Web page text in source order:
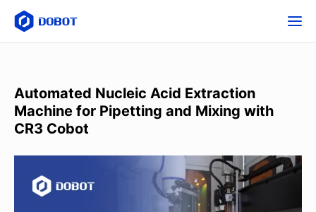
Automated Nucleic Acid Extraction
Machine for Pipetting and Mixing with
CR3 Cobot